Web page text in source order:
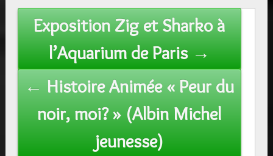
Post
navigation
Exposition Zig et Sharko à
l’Aquarium de Paris →
← Histoire Animée « Peur du
noir, moi? » (Albin Michel
jeunesse)